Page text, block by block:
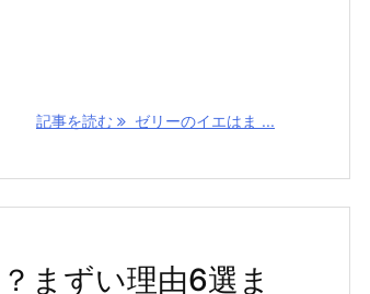
記事を読む
ゼリーのイエはま ...
まずい理由6選ま